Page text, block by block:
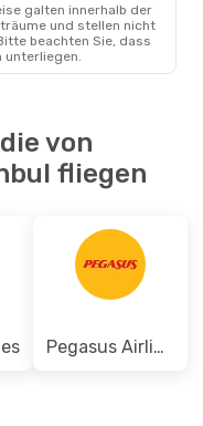
galten innerhalb der
und stellen nicht
beachten Sie, dass
unterliegen.
von
fliegen
Pegasus Airlines